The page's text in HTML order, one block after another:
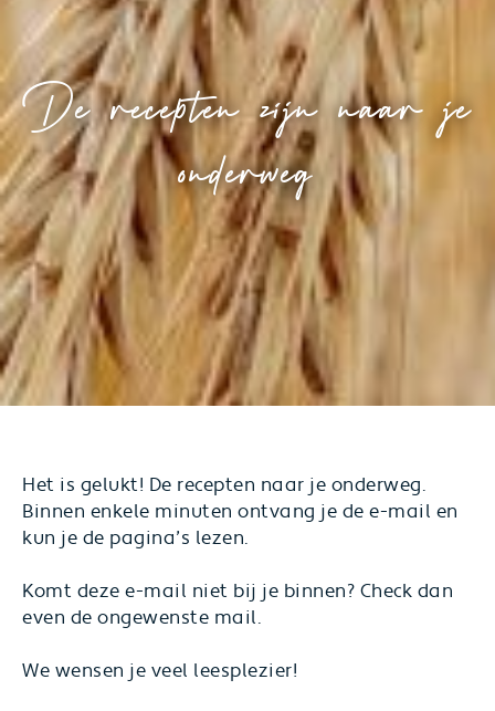
De recepten zijn naar je
onderweg
Het is gelukt! De recepten naar je onderweg.
Binnen enkele minuten ontvang je de e-mail en
kun je de pagina’s lezen.
Komt deze e-mail niet bij je binnen? Check dan
even de ongewenste mail.
We wensen je veel leesplezier!